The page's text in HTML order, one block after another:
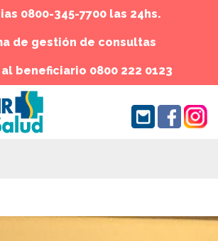
0800-345-7700 las 24hs.
de gestión de consultas
beneficiario 0800 222 0123